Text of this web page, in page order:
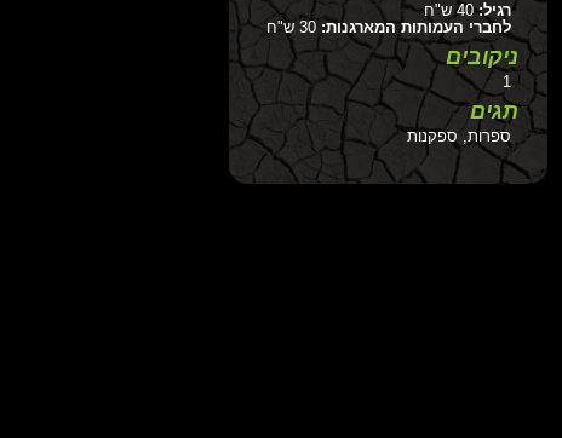
רגיל:40 ש"ח
לחברי העמותות המארגנות:
ניקובים
1
תגים
ספרות, ספקנות